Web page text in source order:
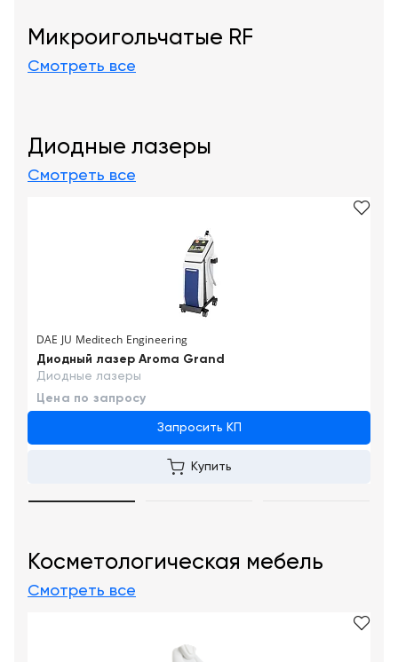
Микроигольчатые RF
Смотреть все
Диодные лазеры
Смотреть все
DAE JU Meditech Engineering
Диодный лазер Aroma Grand
Диодные лазеры
Цена по запросу
Запросить КП
Купить
Косметологическая мебель
Смотреть все